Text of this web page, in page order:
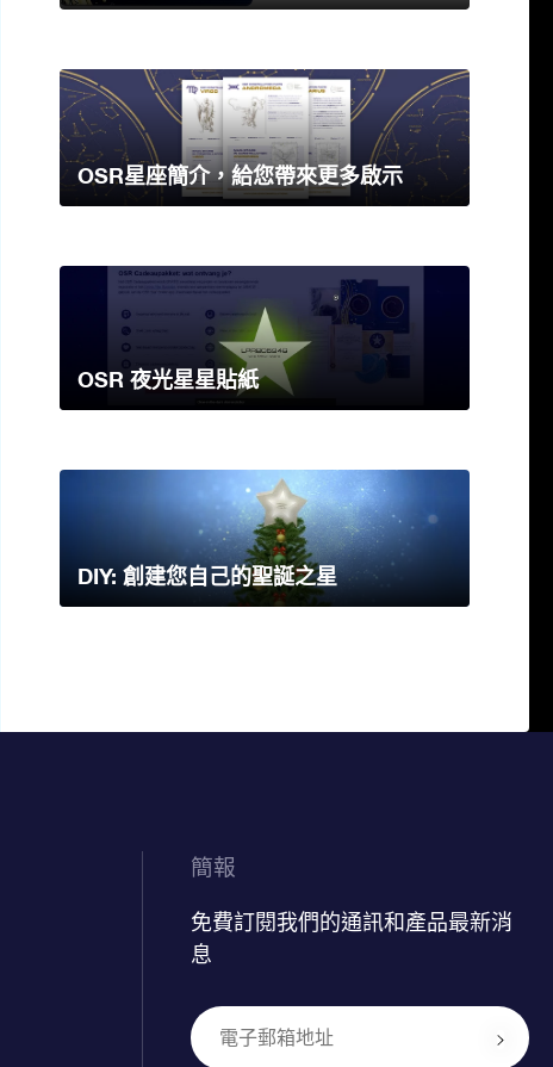
OSR星座簡介，給您帶來更多啟示
OSR 夜光星星貼紙
DIY: 創建您自己的聖誕之星
簡報
免費訂閱我們的通訊和產品最新消
息